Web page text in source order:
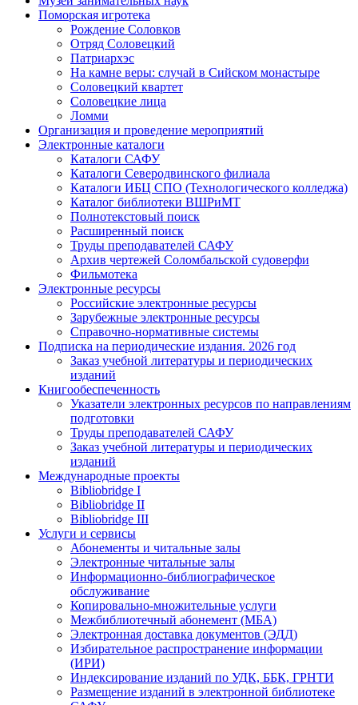
Поморская игротека
Рождение Соловков
Отряд Соловецкий
Патриархэс
На камне веры: случай в Сийском монастыре
Соловецкий квартет
Соловецкие лица
Ломми
Организация и проведение мероприятий
Электронные каталоги
Каталоги САФУ
Каталоги Северодвинского филиала
Каталоги ИБЦ СПО (Технологического колледжа)
Каталог библиотеки ВШРиМТ
Полнотекстовый поиск
Расширенный поиск
Труды преподавателей САФУ
Архив чертежей Соломбальской судоверфи
Фильмотека
Электронные ресурсы
Российские электронные ресурсы
Зарубежные электронные ресурсы
Справочно-нормативные системы
Подписка на периодические издания. 2026 год
Заказ учебной литературы и периодических
изданий
Книгообеспеченность
Указатели электронных ресурсов по направлениям
подготовки
Труды преподавателей САФУ
Заказ учебной литературы и периодических
изданий
Международные проекты
Bibliobridge I
Bibliobridge II
Bibliobridge III
Услуги и сервисы
Абонементы и читальные залы
Электронные читальные залы
Информационно-библиографическое
обслуживание
Копировально-множительные услуги
Межбиблиотечный абонемент (МБА)
Электронная доставка документов (ЭДД)
Избирательное распространение информации
(ИРИ)
Индексирование изданий по УДК, ББК, ГРНТИ
Размещение изданий в электронной библиотеке